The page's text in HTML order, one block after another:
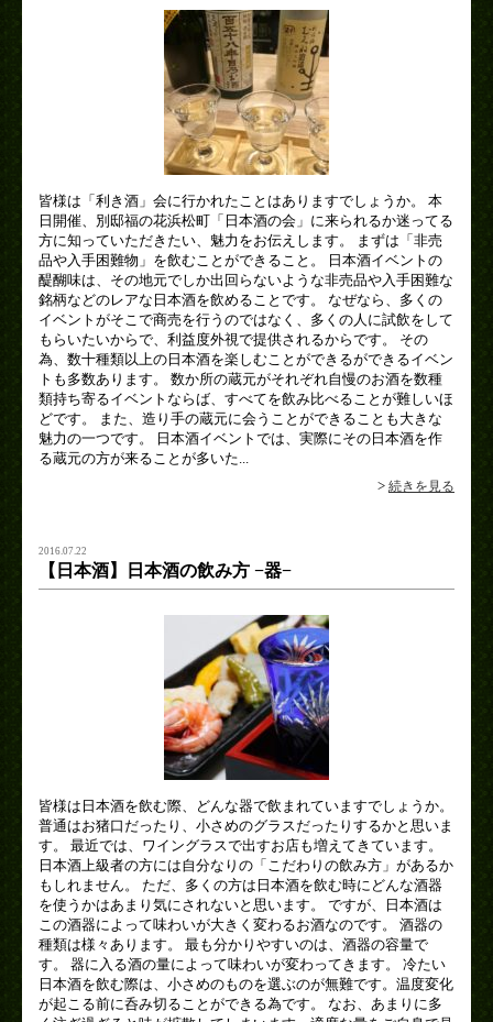
皆様は「利き酒」会に行かれたことはありますでしょうか。 本
日開催、別邸福の花浜松町「日本酒の会」に来られるか迷ってる
方に知っていただきたい、魅力をお伝えします。 まずは「非売
品や入手困難物」を飲むことができること。 日本酒イベントの
醍醐味は、その地元でしか出回らないような非売品や入手困難な
銘柄などのレアな日本酒を飲めることです。 なぜなら、多くの
イベントがそこで商売を行うのではなく、多くの人に試飲をして
もらいたいからで、利益度外視で提供されるからです。 その
為、数十種類以上の日本酒を楽しむことができるができるイベン
トも多数あります。 数か所の蔵元がそれぞれ自慢のお酒を数種
類持ち寄るイベントならば、すべてを飲み比べることが難しいほ
どです。 また、造り手の蔵元に会うことができることも大きな
魅力の一つです。 日本酒イベントでは、実際にその日本酒を作
る蔵元の方が来ることが多いた...
> 続きを見る
2016.07.22
【日本酒】日本酒の飲み方 −器−
皆様は日本酒を飲む際、どんな器で飲まれていますでしょうか。
普通はお猪口だったり、小さめのグラスだったりするかと思いま
す。 最近では、ワイングラスで出すお店も増えてきています。
日本酒上級者の方には自分なりの「こだわりの飲み方」があるか
もしれません。 ただ、多くの方は日本酒を飲む時にどんな酒器
を使うかはあまり気にされないと思います。 ですが、日本酒は
この酒器によって味わいが大きく変わるお酒なのです。 酒器の
種類は様々あります。 最も分かりやすいのは、酒器の容量で
す。 器に入る酒の量によって味わいが変わってきます。 冷たい
日本酒を飲む際は、小さめのものを選ぶのが無難です。温度変化
が起こる前に呑み切ることができる為です。 なお、あまりに多